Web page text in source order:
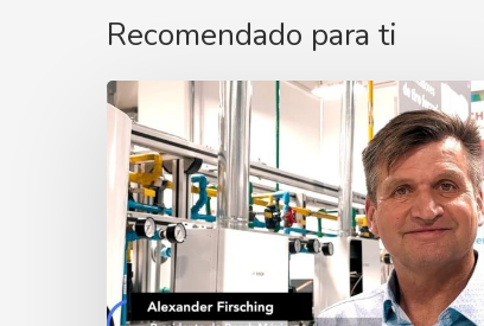
Recomendado para ti
Bosch